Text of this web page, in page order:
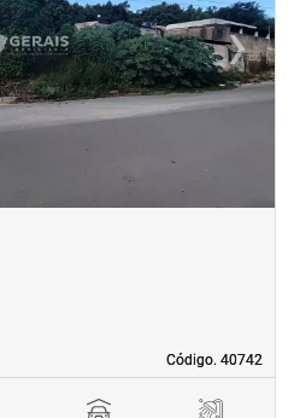
›Next
Código. 40742
Código. 40742